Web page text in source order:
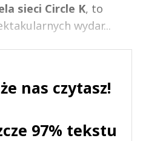
sieci Circle K, to
wydar...
nas czytasz!
97% tekstu